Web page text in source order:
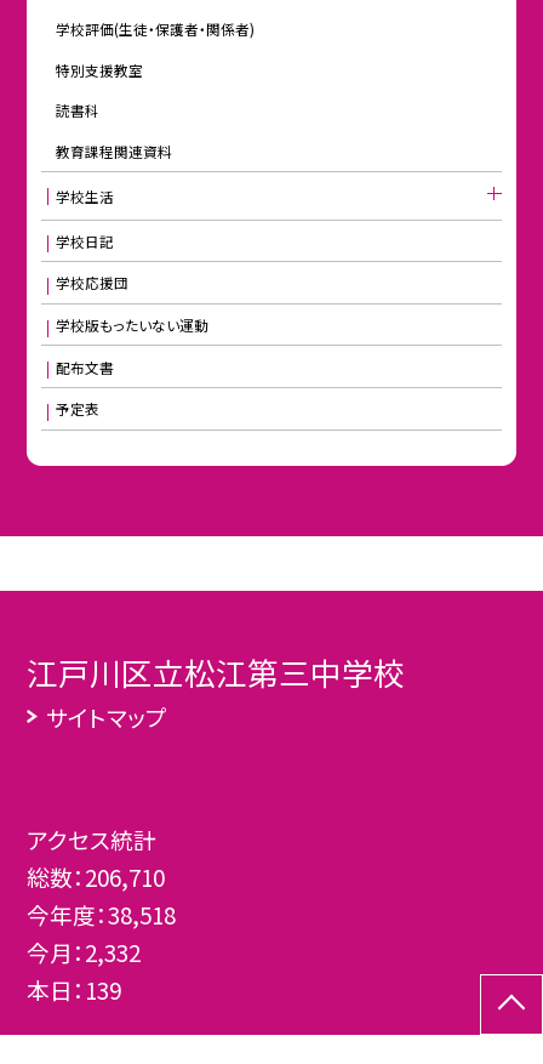
学校評価(生徒・保護者・関係者)
特別支援教室
読書科
教育課程関連資料
学校生活
学校日記
学校応援団
学校版もったいない運動
配布文書
予定表
江戸川区立松江第三中学校
サイトマップ
アクセス統計
総数：206,710
今年度：38,518
今月：2,332
本日： 139